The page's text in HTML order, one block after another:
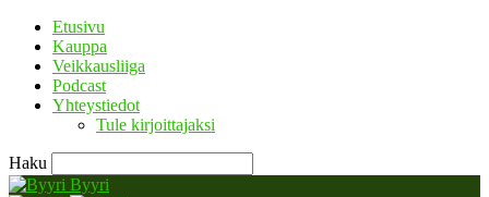
Etusivu
Kauppa
Veikkausliiga
Podcast
Yhteystiedot
Tule kirjoittajaksi
Haku
Byyri